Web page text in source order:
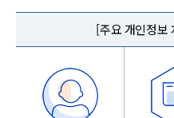
[주요 개인정보